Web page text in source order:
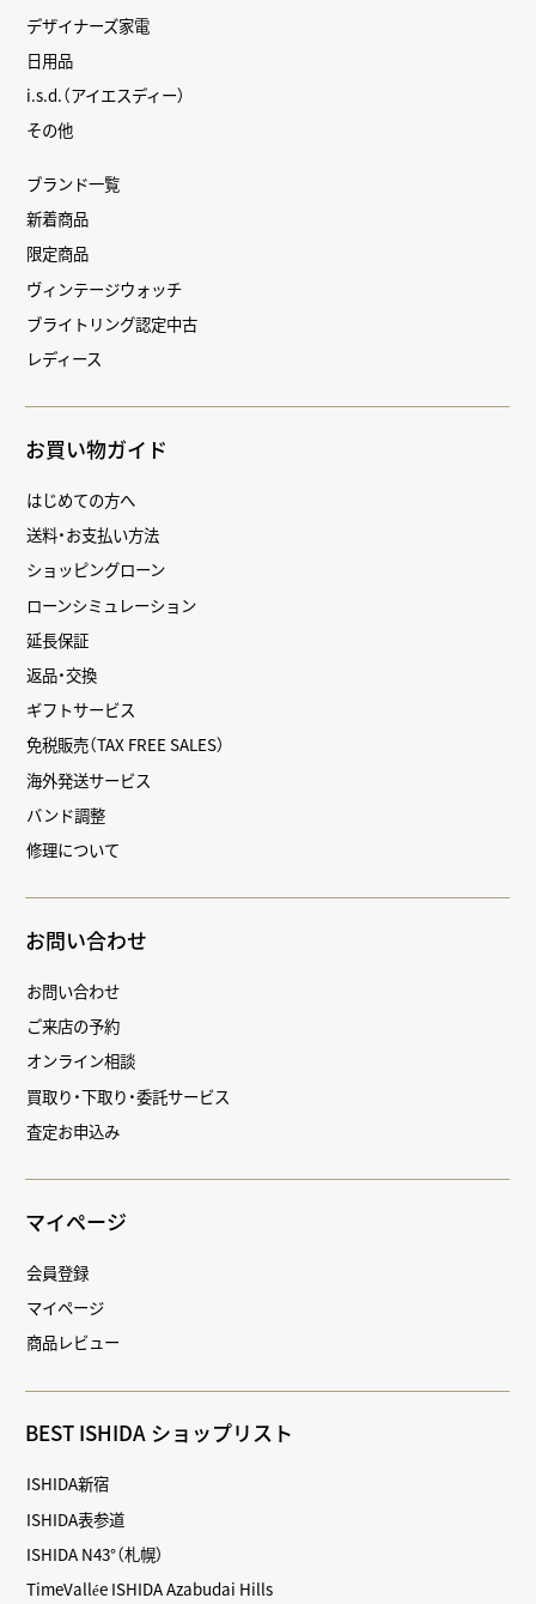
デザイナーズ家電
日用品
i.s.d.（アイエスディー）
その他
ブランド一覧
新着商品
限定商品
ヴィンテージウォッチ
ブライトリング認定中古
レディース
お買い物ガイド
はじめての方へ
送料・お支払い方法
ショッピングローン
ローンシミュレーション
延長保証
返品・交換
ギフトサービス
免税販売（TAX FREE SALES）
海外発送サービス
バンド調整
修理について
お問い合わせ
お問い合わせ
ご来店の予約
オンライン相談
買取り・下取り・委託サービス
査定お申込み
マイページ
会員登録
マイページ
商品レビュー
BEST ISHIDA ショップリスト
ISHIDA新宿
ISHIDA表参道
ISHIDA N43°（札幌）
TimeVallée ISHIDA Azabudai Hills